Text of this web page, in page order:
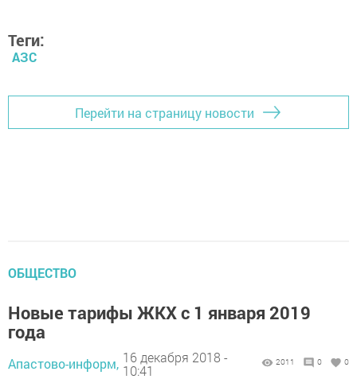
Теги:
АЗС
Перейти на страницу новости
ОБЩЕСТВО
Новые тарифы ЖКХ с 1 января 2019
года
Апастово-информ, 16 декабря 2018 -
10:41
2011 0 0